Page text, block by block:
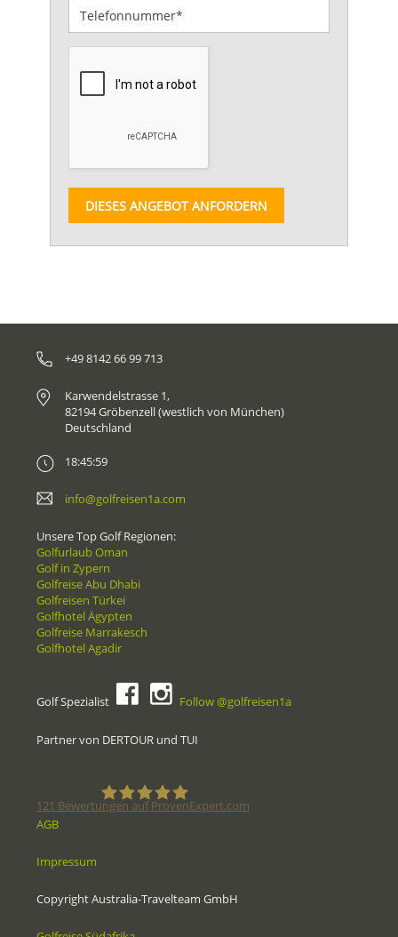
DIESES ANGEBOT ANFORDERN
+49 8142 66 99 713
Karwendelstrasse 1,
82194 Gröbenzell (westlich von München)
Deutschland
18:45:59
info@golfreisen1a.com
Unsere Top Golf Regionen:
Golfurlaub Oman
Golf in Zypern
Golfreise Abu Dhabi
Golfreisen Türkei
Golfhotel Ägypten
Golfreise Marrakesch
Golfhotel Agadir
Golf Spezialist Follow @golfreisen1a
Partner von DERTOUR und TUI
Spezialisten
121 Bewertungen auf ProvenExpert.com
AGB
Impressum
Copyright Australia-Travelteam GmbH